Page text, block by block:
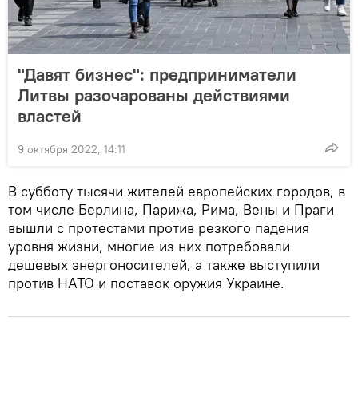
"Давят бизнес": предприниматели
Литвы разочарованы действиями
властей
9 октября 2022, 14:11
В субботу тысячи жителей европейских городов, в
том числе Берлина, Парижа, Рима, Вены и Праги
вышли с протестами против резкого падения
уровня жизни, многие из них потребовали
дешевых энергоносителей, а также выступили
против НАТО и поставок оружия Украине.